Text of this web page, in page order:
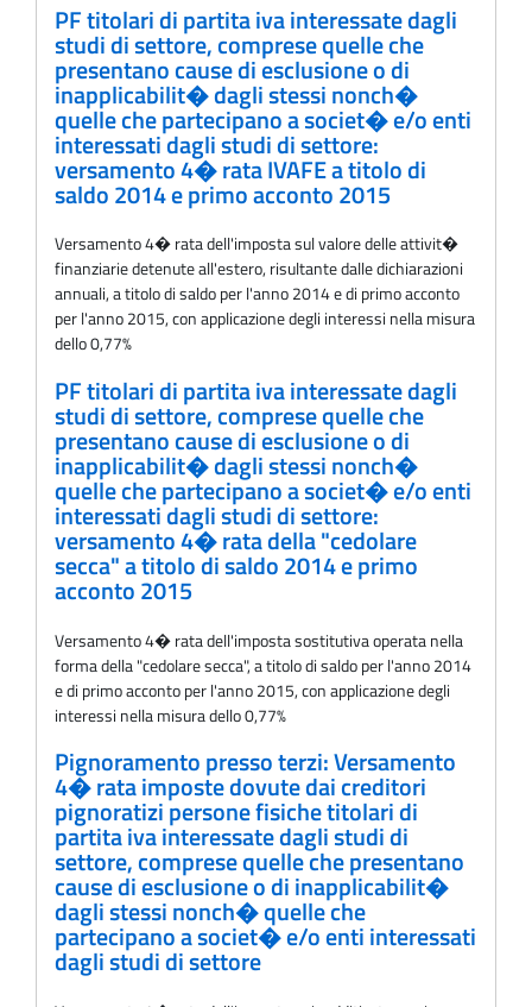
PF titolari di partita iva interessate dagli
studi di settore, comprese quelle che
presentano cause di esclusione o di
inapplicabilit� dagli stessi nonch�
quelle che partecipano a societ� e/o enti
interessati dagli studi di settore:
versamento 4� rata IVAFE a titolo di
saldo 2014 e primo acconto 2015
Versamento 4� rata dell'imposta sul valore delle attivit�
finanziarie detenute all'estero, risultante dalle dichiarazioni
annuali, a titolo di saldo per l'anno 2014 e di primo acconto
per l'anno 2015, con applicazione degli interessi nella misura
dello 0,77%
PF titolari di partita iva interessate dagli
studi di settore, comprese quelle che
presentano cause di esclusione o di
inapplicabilit� dagli stessi nonch�
quelle che partecipano a societ� e/o enti
interessati dagli studi di settore:
versamento 4� rata della "cedolare
secca" a titolo di saldo 2014 e primo
acconto 2015
Versamento 4� rata dell'imposta sostitutiva operata nella
forma della "cedolare secca", a titolo di saldo per l'anno 2014
e di primo acconto per l'anno 2015, con applicazione degli
interessi nella misura dello 0,77%
Pignoramento presso terzi: Versamento
4� rata imposte dovute dai creditori
pignoratizi persone fisiche titolari di
partita iva interessate dagli studi di
settore, comprese quelle che presentano
cause di esclusione o di inapplicabilit�
dagli stessi nonch� quelle che
partecipano a societ� e/o enti interessati
dagli studi di settore